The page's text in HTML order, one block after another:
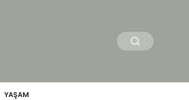
YAŞAM